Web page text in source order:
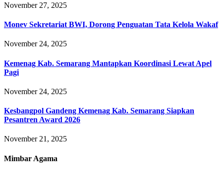
November 27, 2025
Monev Sekretariat BWI, Dorong Penguatan Tata Kelola Wakaf
November 24, 2025
Kemenag Kab. Semarang Mantapkan Koordinasi Lewat Apel
Pagi
November 24, 2025
Kesbangpol Gandeng Kemenag Kab. Semarang Siapkan
Pesantren Award 2026
November 21, 2025
Mimbar Agama